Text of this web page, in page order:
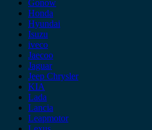
Gonow
Honda
Hyundai
Isuzu
iveco
Jaecoo
Jaguar
Jeep Chrysler
KIA
Lada
Lancia
Leapmotor